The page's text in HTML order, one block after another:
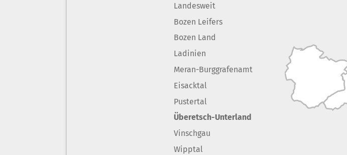
Landesweit
Bozen Leifers
Bozen Land
Ladinien
Meran-Burggrafenamt
Eisacktal
Pustertal
Überetsch-Unterland
Vinschgau
Wipptal